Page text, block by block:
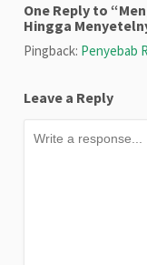
One Reply to
Hingga
Pingback: Penyebab
Leave a Reply